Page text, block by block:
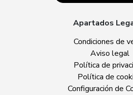
Apartados
Condiciones de
Aviso legal
Política de
Política de
Configuración de